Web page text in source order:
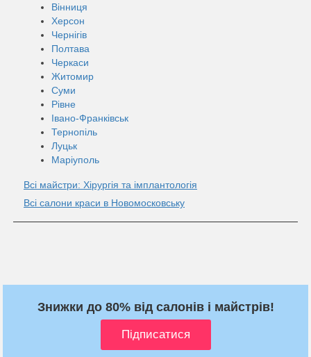
Вінниця
Херсон
Чернігів
Полтава
Черкаси
Житомир
Суми
Рівне
Івано-Франківськ
Тернопіль
Луцьк
Маріуполь
Всі майстри: Хірургія та імплантологія
Всі салони краси в Новомосковську
Знижки до 80% від салонів і майстрів!